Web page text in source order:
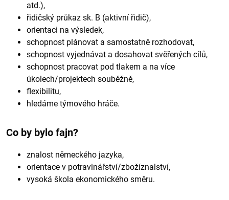
atd.),
řidičský průkaz sk. B (aktivní řidič),
orientaci na výsledek,
schopnost plánovat a samostatně rozhodovat,
schopnost vyjednávat a dosahovat svěřených cílů,
schopnost pracovat pod tlakem a na více
úkolech/projektech souběžně,
flexibilitu,
hledáme týmového hráče.
Co by bylo fajn?
znalost německého jazyka,
orientace v potravinářství/zbožíznalství,
vysoká škola ekonomického směru.